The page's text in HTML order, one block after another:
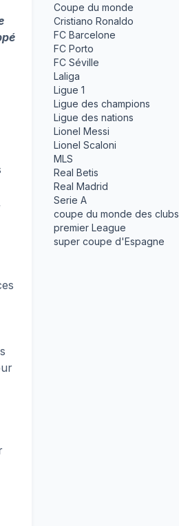
Coupe du monde
Cristiano Ronaldo
FC Barcelone
FC Porto
FC Séville
Laliga
Ligue 1
Ligue des champions
Ligue des nations
Lionel Messi
Lionel Scaloni
MLS
Real Betis
Real Madrid
Serie A
coupe du monde des clubs
premier League
super coupe d'Espagne